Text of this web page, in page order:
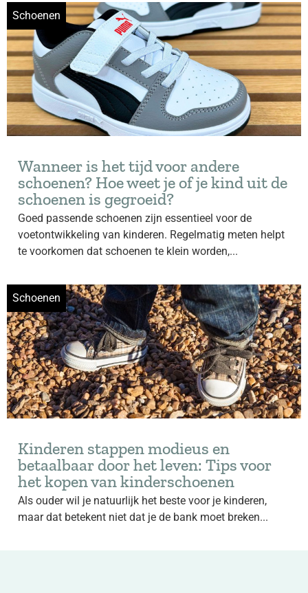
Schoenen
Wanneer is het tijd voor andere
schoenen? Hoe weet je of je kind uit de
schoenen is gegroeid?
Goed passende schoenen zijn essentieel voor de
voetontwikkeling van kinderen. Regelmatig meten helpt
te voorkomen dat schoenen te klein worden,...
Schoenen
Kinderen stappen modieus en
betaalbaar door het leven: Tips voor
het kopen van kinderschoenen
Als ouder wil je natuurlijk het beste voor je kinderen,
maar dat betekent niet dat je de bank moet breken...